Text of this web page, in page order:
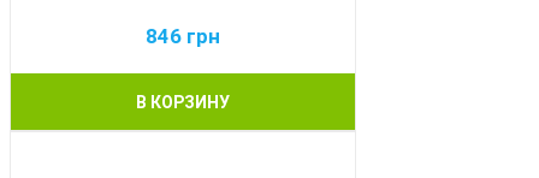
846 грн
В КОРЗИНУ